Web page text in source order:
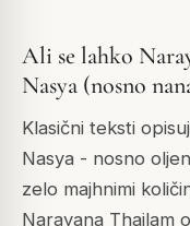
Ali se lahko
Nasya (nosno
Klasični teksti
Nasya - nosno
zelo majhnimi
Narayana Thailam